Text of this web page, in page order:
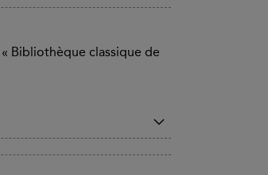
Bibliothèque classique de